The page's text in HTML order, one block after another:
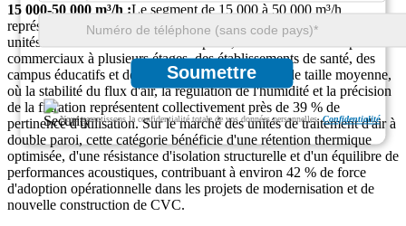
Soumettre
Nous garantissons la confidentialité totale de vos données personnelles.Confidentialité
15 000-50 000 m³/h :Le segment de 15 000 à 50 000 m³/h
représente la plage de capacité la plus importante sur le marché des
unités de traitement d'air à double paroi, desservant des complexes
commerciaux à plusieurs étages, des établissements de santé, des
campus éducatifs et des installations industrielles de taille moyenne,
où la stabilité du flux d'air, la régulation de l'humidité et la précision
de la filtration représentent collectivement près de 39 % de
pertinence d'utilisation. Sur le marché des unités de traitement d'air à
double paroi, cette catégorie bénéficie d'une rétention thermique
optimisée, d'une résistance d'isolation structurelle et d'un équilibre de
performances acoustiques, contribuant à environ 42 % de force
d'adoption opérationnelle dans les projets de modernisation et de
nouvelle construction de CVC.